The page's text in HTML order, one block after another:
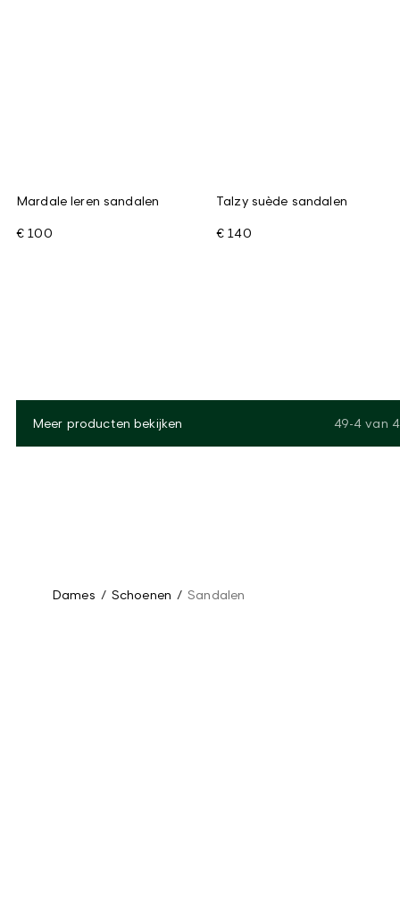
Mardale leren sandalen
€ 100
Talzy suède sandalen
€ 140
Meer producten bekijken 49-4 van 4
Dames / Schoenen / Sandalen